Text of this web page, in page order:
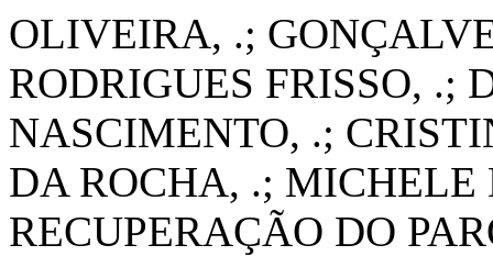
OLIVEIRA, .;
RODRIGUES FRISSO, .;
NASCIMENTO, .;
DA ROCHA, .; MICHELE
RECUPERAÇÃO DO